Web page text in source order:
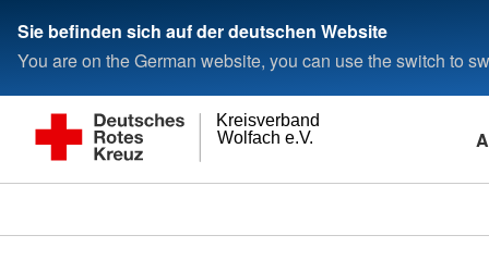
Sie befinden sich auf der deutschen Website
You are on the German website, you can use the switch to
Wolfach e.V.
Kreisverband